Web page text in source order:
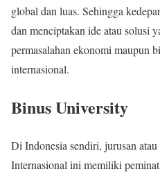
global dan luas. Sehingga
dan menciptakan ide atau solusi
permasalahan ekonomi maupun
internasional.
Binus University
Di Indonesia sendiri, jurusan
Internasional ini memiliki